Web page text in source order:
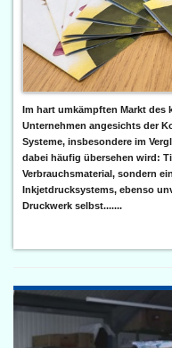
Im hart umkämpften Markt des
Unternehmen angesichts der
Systeme, insbesondere im
dabei häufig übersehen wird:
Verbrauchsmaterial, sondern
Inkjetdrucksystems, ebenso
Druckwerk selbst.......